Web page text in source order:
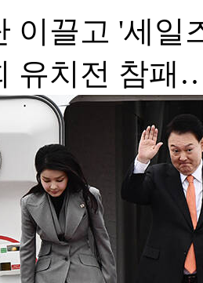
이끌고 '세
유치전 참